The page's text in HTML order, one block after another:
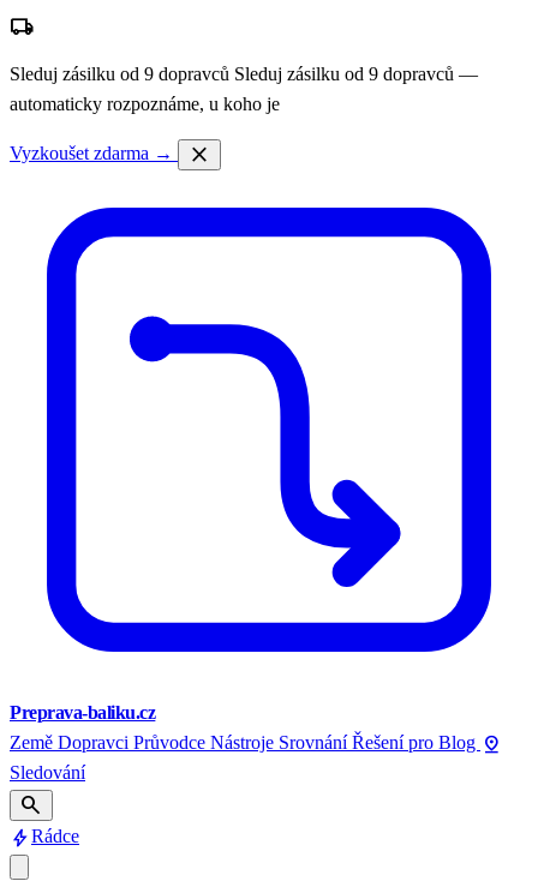
local_shipping
Sleduj zásilku od 9 dopravců Sleduj zásilku od 9 dopravců —
automaticky rozpoznáme, u koho je
Vyzkoušet zdarma → close
Preprava-baliku.cz
Země Dopravci Průvodce Nástroje Srovnání Řešení pro Blog pin_drop
Sledování
search
boltRádce